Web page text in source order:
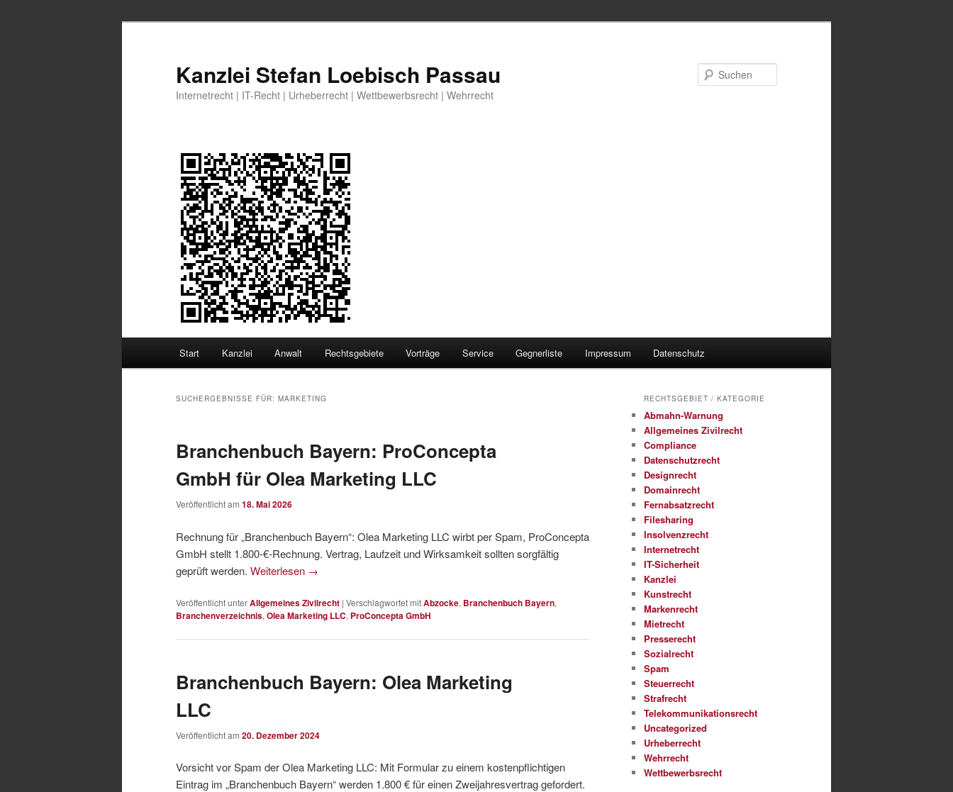
Kanzlei Stefan Loebisch Passau
Internetrecht | IT-Recht | Urheberrecht | Wettbewerbsrecht | Wehrrecht
Start Kanzlei Anwalt Rechtsgebiete Vorträge Service Gegnerliste Impressum Datenschutz
SUCHERGEBNISSE FÜR: MARKETING
Branchenbuch Bayern: ProConcepta
GmbH für Olea Marketing LLC
Veröffentlicht am 18. Mai 2026
Rechnung für „Branchenbuch Bayern“: Olea Marketing LLC wirbt per Spam, ProConcepta
GmbH stellt 1.800‑€‑Rechnung. Vertrag, Laufzeit und Wirksamkeit sollten sorgfältig
geprüft werden. Weiterlesen →
Veröffentlicht unterAllgemeines Zivilrecht | Verschlagwortet mitAbzocke, Branchenbuch Bayern,
Branchenverzeichnis, Olea Marketing LLC, ProConcepta GmbH
Branchenbuch Bayern: Olea Marketing
LLC
Veröffentlicht am 20. Dezember 2024
Vorsicht vor Spam der Olea Marketing LLC: Mit Formular zu einem kostenpflichtigen
Eintrag im „Branchenbuch Bayern“ werden 1.800 € für einen Zweijahresvertrag gefordert.
RECHTSGEBIET / KATEGORIE
Abmahn-Warnung
Allgemeines Zivilrecht
Compliance
Datenschutzrecht
Designrecht
Domainrecht
Fernabsatzrecht
Filesharing
Insolvenzrecht
Internetrecht
IT-Sicherheit
Kanzlei
Kunstrecht
Markenrecht
Mietrecht
Presserecht
Sozialrecht
Spam
Steuerrecht
Strafrecht
Telekommunikationsrecht
Uncategorized
Urheberrecht
Wehrrecht
Wettbewerbsrecht